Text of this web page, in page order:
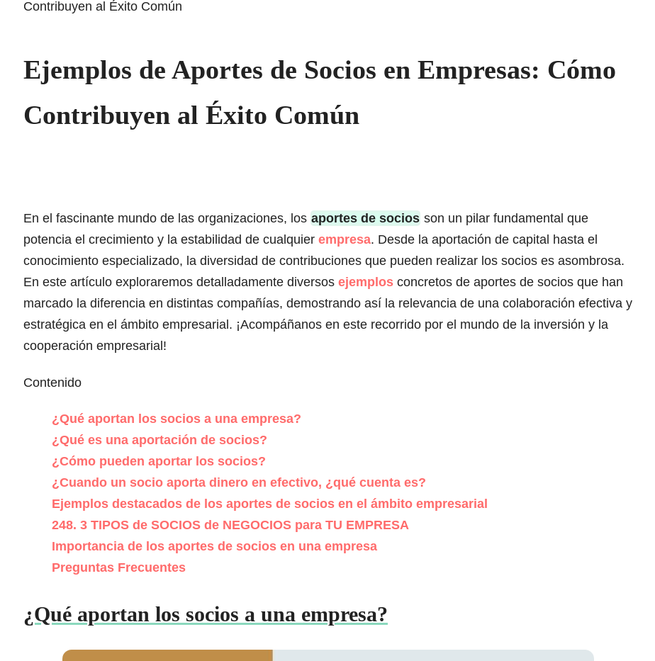
Contribuyen al Éxito Común
Ejemplos de Aportes de Socios en Empresas: Cómo
Contribuyen al Éxito Común
En el fascinante mundo de las organizaciones, los aportes de socios son un pilar fundamental que
potencia el crecimiento y la estabilidad de cualquier empresa. Desde la aportación de capital hasta el
conocimiento especializado, la diversidad de contribuciones que pueden realizar los socios es asombrosa.
En este artículo exploraremos detalladamente diversos ejemplos concretos de aportes de socios que han
marcado la diferencia en distintas compañías, demostrando así la relevancia de una colaboración efectiva y
estratégica en el ámbito empresarial. ¡Acompáñanos en este recorrido por el mundo de la inversión y la
cooperación empresarial!
Contenido
¿Qué aportan los socios a una empresa?
¿Qué es una aportación de socios?
¿Cómo pueden aportar los socios?
¿Cuando un socio aporta dinero en efectivo, ¿qué cuenta es?
Ejemplos destacados de los aportes de socios en el ámbito empresarial
248. 3 TIPOS de SOCIOS de NEGOCIOS para TU EMPRESA
Importancia de los aportes de socios en una empresa
Preguntas Frecuentes
¿Qué aportan los socios a una empresa?